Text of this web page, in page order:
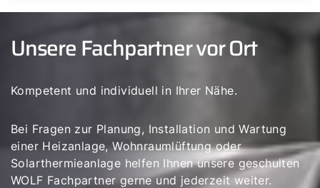
Unsere Fachpartner vor Ort
Kompetent und individuell in Ihrer Nähe.
Bei Fragen zur Planung, Installation und Wartung
einer Heizanlage, Wohnraumlüftung oder
Solarthermieanlage helfen Ihnen unsere geschulten
WOLF Fachpartner gerne und jederzeit weiter.
Servus!
Wie können wir Ihnen helfen?